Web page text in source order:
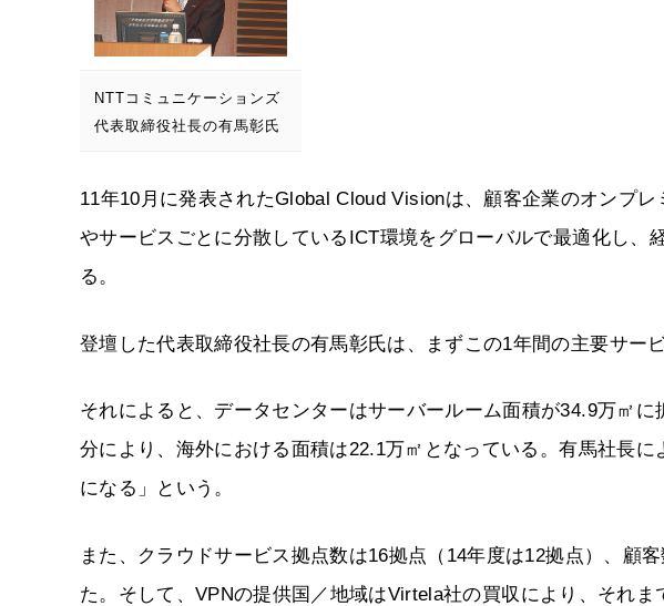
NTTコミュニケーションズ
代表取締役社長の有馬彰氏
11年10月に発表されたGlobal Cloud Visionは、顧客企業のオンプ
やサービスごとに分散しているICT環境をグローバルで最適化し、
る。
登壇した代表取締役社長の有馬彰氏は、まずこの1年間の主要サー
それによると、データセンターはサーバールーム面積が34.9万㎡
分により、海外における面積は22.1万㎡となっている。有馬社長
になる」という。
また、クラウドサービス拠点数は16拠点（14年度は12拠点）、顧
た。そして、VPNの提供国／地域はVirtela社の買収により、それ